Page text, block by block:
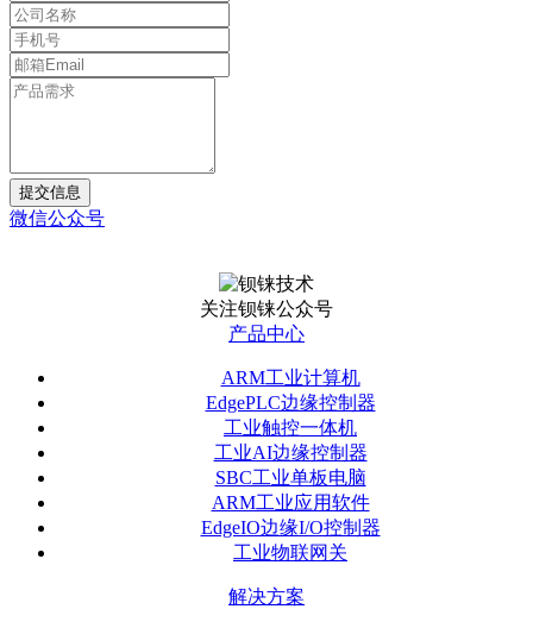
提交信息
微信公众号
关注钡铼公众号
产品中心
ARM工业计算机
EdgePLC边缘控制器
工业触控一体机
工业AI边缘控制器
SBC工业单板电脑
ARM工业应用软件
EdgeIO边缘I/O控制器
工业物联网关
解决方案